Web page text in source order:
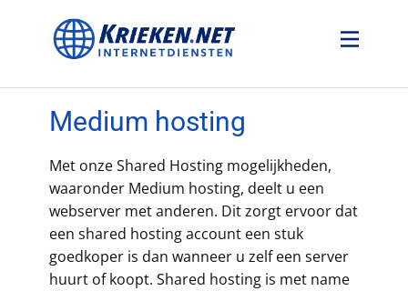
Domeinregistratie
Hosting
Certificaten
Webdesign
Medium hosting
Met onze Shared Hosting mogelijkheden,
waaronder Medium hosting, deelt u een
webserver met anderen. Dit zorgt ervoor dat
een shared hosting account een stuk
goedkoper is dan wanneer u zelf een server
huurt of koopt. Shared hosting is met name